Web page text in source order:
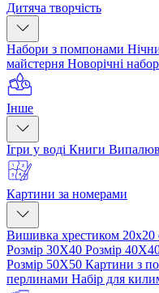
Дитяча творчість
Набори з помпонами
майстерня Новорічні
Інше
Ігри у воді Книги
Картини за номерами
Вишивка хрестиком 20х20
Розмір 30Х40 Розмір
Розмір 50Х50 Картини з
перлинами Набір для